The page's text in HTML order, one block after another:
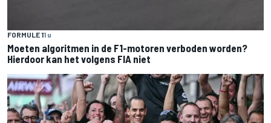
FORMULE 11 u
Moeten algoritmen in de F1-motoren verboden worden?
Hierdoor kan het volgens FIA niet